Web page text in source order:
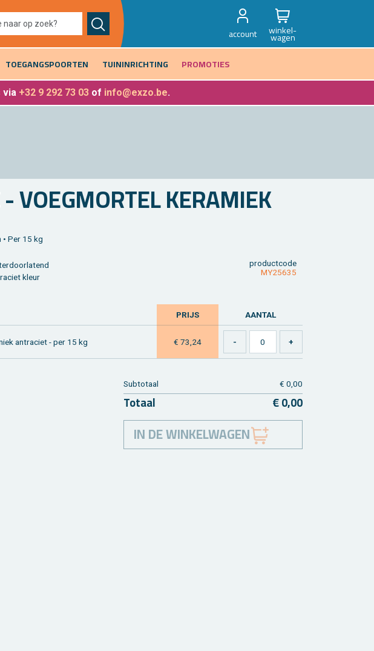
13u30 - 17u account winkel-
wagen
TOEGANGSPOORTEN TUININRICHTING PROMOTIES
via +32 9 292 73 03 of info@exzo.be.
VOEG­MOR­TEL KE­RA­MIEK
Per 15 kg
kleur
product­code
MY25635
PRIJS AAN­TAL
an­tra­ciet - per 15 kg € 73,24
Sub­to­taal € 0,00
To­taal € 0,00
IN DE WINKELWAGEN